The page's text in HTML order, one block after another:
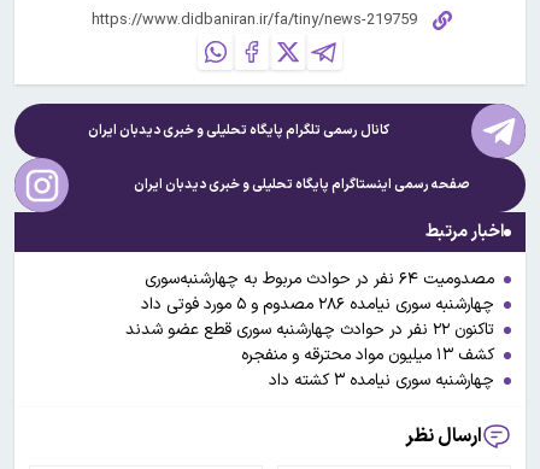
کانال رسمی تلگرام پایگاه تحلیلی و خبریدیدبان ایران
صفحه رسمی اینستاگرام پایگاه تحلیلی و خبریدیدبان ایران
اخبار مرتبط
مصدومیت ۶۴ نفر در حوادث مربوط به چهارشنبه‌سوری
چهارشنبه سوری نیامده ۲۸۶ مصدوم و ۵ مورد فوتی داد
تاکنون ۲۲ نفر در حوادث چهارشنبه سوری قطع عضو شدند
کشف ۱۳ میلیون مواد محترقه و منفجره
چهارشنبه سوری نیامده ۳ کشته داد
ارسال نظر